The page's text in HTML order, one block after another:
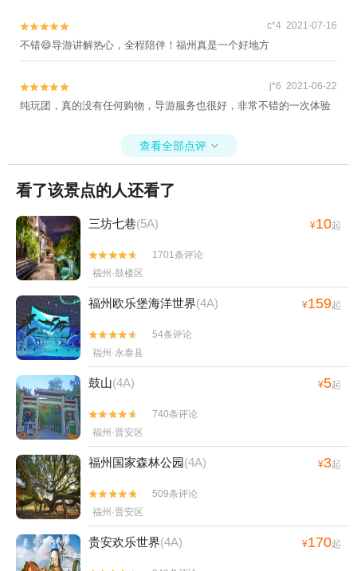

 c*4 2021-07-16
不错😄导游讲解热心，全程陪伴！福州真是一个好地方

 j*6 2021-06-22
纯玩团，真的没有任何购物，导游服务也很好，非常不错的一次体验
查看全部点评 
看了该景点的人还看了
三坊七巷(5A) ¥10起


1701条评论
福州·鼓楼区
福州欧乐堡海洋世界(4A) ¥159起


54条评论
福州·永泰县
鼓山(4A) ¥5起


740条评论
福州·晋安区
福州国家森林公园(4A) ¥3起


509条评论
福州·晋安区
贵安欢乐世界(4A) ¥170起